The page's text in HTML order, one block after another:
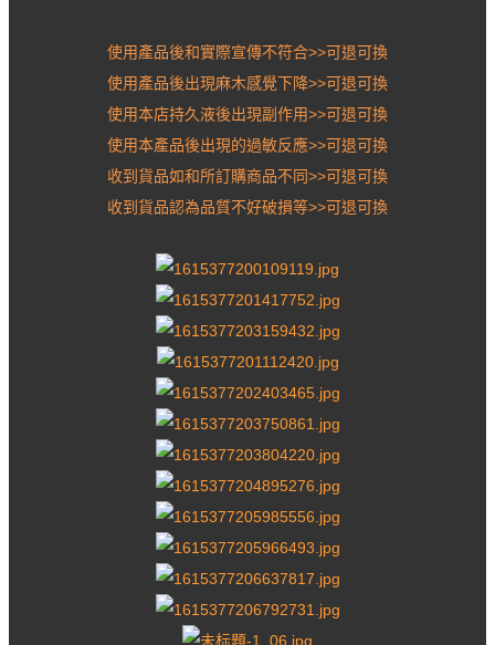
使用產品後和實際宣傳不符合>>可退可換
使用產品後出現麻木感覺下降>>可退可換
使用本店持久液後出現副作用>>可退可換
使用本產品後出現的過敏反應>>可退可換
收到貨品如和所訂購商品不同>>可退可換
收到貨品認為品質不好破損等>>可退可換